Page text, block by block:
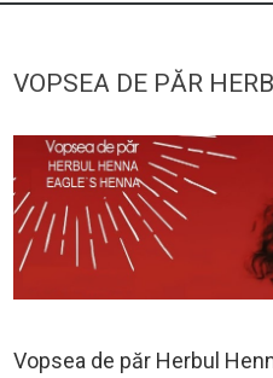
VOPSEA DE PĂR
Vopsea de păr Herbul